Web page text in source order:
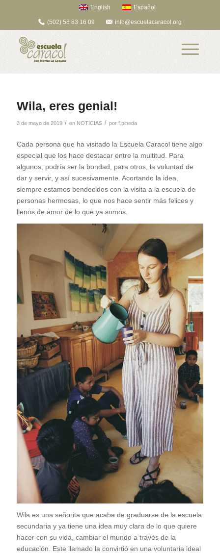
English Español
(502) 58 83 16 09 info@escuelacaracol.org
Wila, eres genial!
3 de mayo de 2019 / en NOTICIAS / por f.pineda
Cada persona que ha visitado la Escuela Caracol tiene algo
especial que los hace destacar entre la multitud. Para
algunos, podría ser la bondad, para otros, la voluntad de
dar y servir, y así sucesivamente. Acortando la idea,
siempre estamos bendecidos con la visita a la escuela de
personas hermosas, lo que nos hace sentir más felices y
llenos de amor de lo que ya somos.
Wila es una señorita que acaba de graduarse de la escuela
secundaria y ya tiene una idea muy clara de lo que quiere
hacer con su vida, cambiar el mundo a través de la
educación. Este llamado la convirtió en una voluntaria ideal